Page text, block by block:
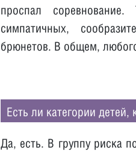
проспал
симпатичных,
брюнетов. В общем,
Есть ли категории
Да, есть. В группу риска